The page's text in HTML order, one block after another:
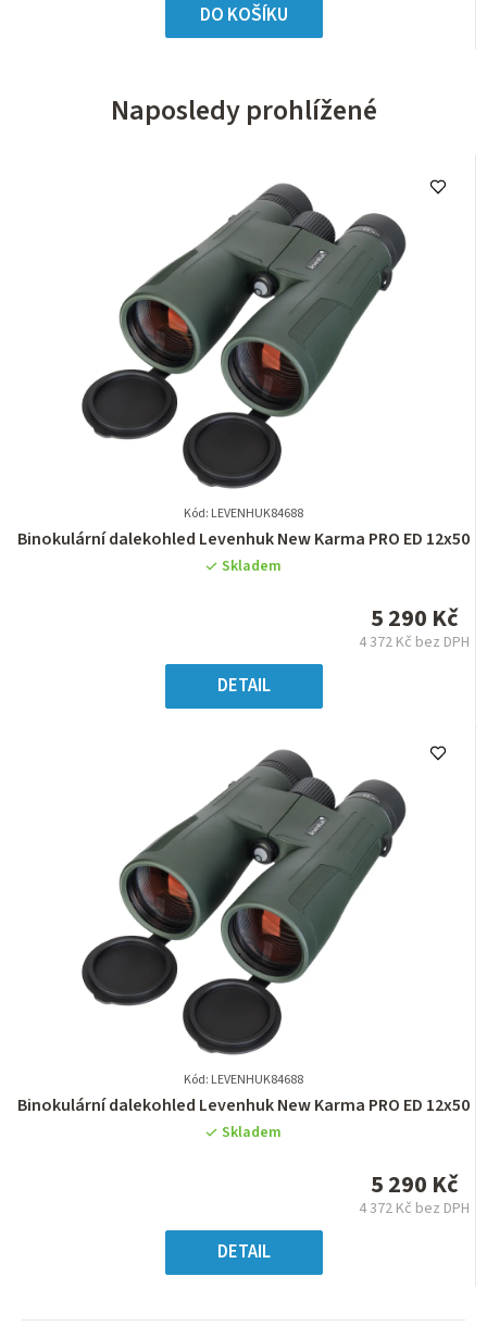
DO KOŠÍKU
Naposledy prohlížené
Kód: LEVENHUK84688
Průměrné
hodnocení
5
hvězdiček.
Binokulární dalekohled Levenhuk New Karma PRO ED 12x50
Skladem
5 290 Kč
4 372 Kč bez DPH
DETAIL
Kód: LEVENHUK84688
Průměrné
hodnocení
5
hvězdiček.
Binokulární dalekohled Levenhuk New Karma PRO ED 12x50
Skladem
5 290 Kč
4 372 Kč bez DPH
DETAIL